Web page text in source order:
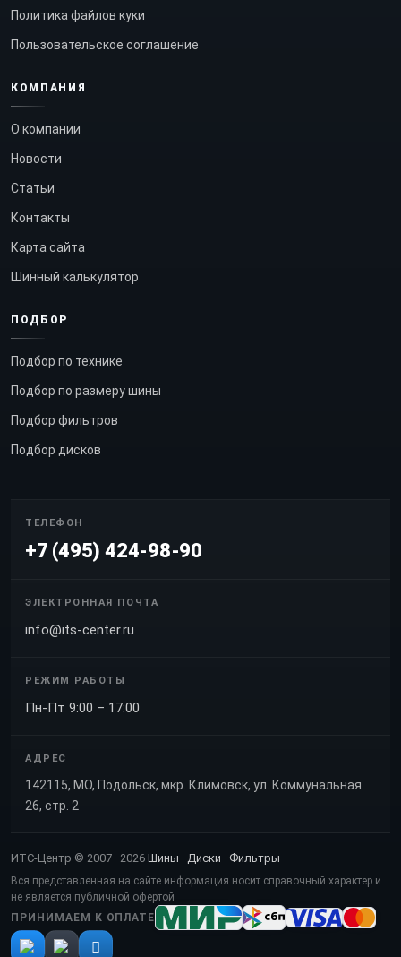
Политика файлов куки
Пользовательское соглашение
КОМПАНИЯ
О компании
Новости
Статьи
Контакты
Карта сайта
Шинный калькулятор
ПОДБОР
Подбор по технике
Подбор по размеру шины
Подбор фильтров
Подбор дисков
ТЕЛЕФОН
+7 (495) 424-98-90
ЭЛЕКТРОННАЯ ПОЧТА
info@its-center.ru
РЕЖИМ РАБОТЫ
Пн-Пт 9:00 – 17:00
АДРЕС
142115, МО, Подольск, мкр. Климовск, ул. Коммунальная
26, стр. 2
ИТС-Центр © 2007–2026 Шины · Диски · Фильтры
Вся представленная на сайте информация носит справочный характер и
не является публичной офертой
ПРИНИМАЕМ К ОПЛАТЕ